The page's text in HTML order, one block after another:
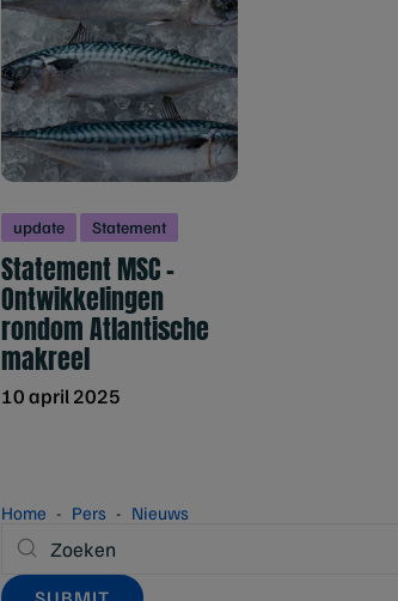
update Statement
Statement MSC –
Ontwikkelingen
rondom Atlantische
makreel
10 april 2025
Home Pers Nieuws